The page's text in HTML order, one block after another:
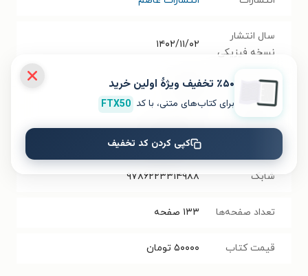
سال انتشار
نسخه فیزیکی
۱۴۰۲/۱۱/۰۲
فرمت کتاب EPUB
شابک ۹۷۸۶۲۲۳۳۱۴۹۸۸
تعداد صفحه‌ها ۱۳۳ صفحه
قیمت کتاب ۵۰۰۰۰ تومان
٪۵۰ تخفیف ویژۀ اولین خرید
برای کتاب‌های متنی، با کد FTX50
کپی کردن کد تخفیف